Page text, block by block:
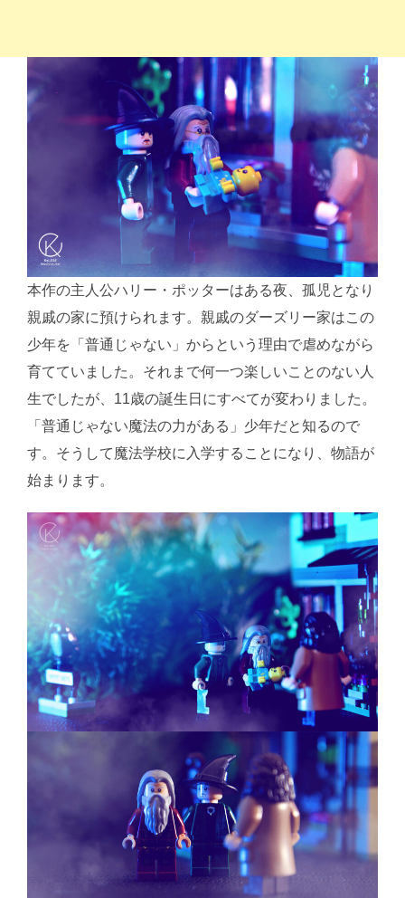
本作の主人公ハリー・ポッターはある夜、孤児となり
親戚の家に預けられます。親戚のダーズリー家はこの
少年を「普通じゃない」からという理由で虐めながら
育てていました。それまで何一つ楽しいことのない人
生でしたが、11歳の誕生日にすべてが変わりました。
「普通じゃない魔法の力がある」少年だと知るので
す。そうして魔法学校に入学することになり、物語が
始まります。